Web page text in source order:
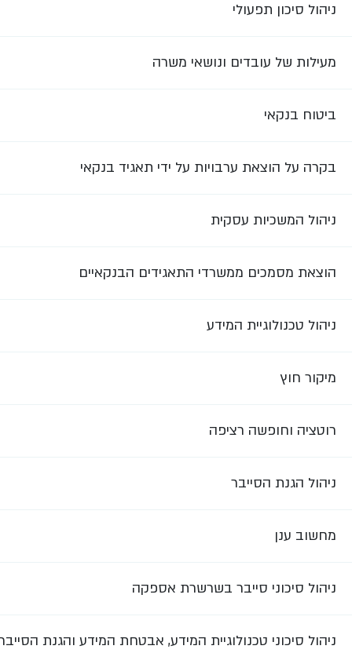
ניהול סיכון תפעולי
מעילות של עובדים ונושאי משרה
ביטוח בנקאי
בקרה על הוצאת ערבויות על ידי תאגיד בנקאי
ניהול המשכיות עסקית
הוצאת מסמכים ממשרדי התאגידים הבנקאיים
ניהול טכנולוגיית המידע
מיקור חוץ
רוטציה וחופשה רציפה
ניהול הגנת הסייבר
מחשוב ענן
ניהול סיכוני סייבר בשרשרת אספקה
ניהול סיכוני טכנולוגיית המידע, אבטחת המידע והגנת